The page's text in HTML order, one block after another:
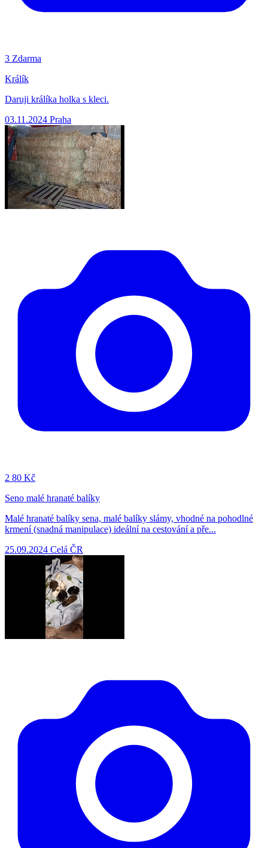
3 Zdarma
Králík
Daruji králíka holka s kleci.
03.11.2024 Praha
2 80 Kč
Seno malé hranaté balíky
Malé hranaté balíky sena, malé balíky slámy, vhodné na pohodlné
krmení (snadná manipulace) ideální na cestování a pře...
25.09.2024 Celá ČR